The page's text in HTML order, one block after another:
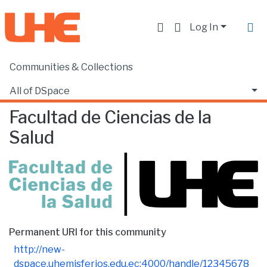
Log In
Communities & Collections
All of DSpace
Home
Facultad de Ciencias de la
Salud
Permanent URI for this community
http://new-
dspace.uhemisferios.edu.ec:4000/handle/12345678